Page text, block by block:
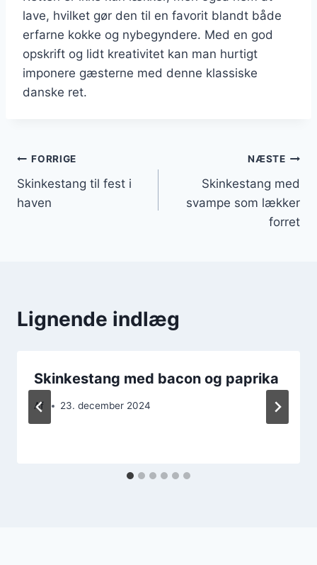
lave, hvilket gør den til en favorit blandt både
erfarne kokke og nybegyndere. Med en god
opskrift og lidt kreativitet kan man hurtigt
imponere gæsterne med denne klassiske
danske ret.
Indlægsnavigation
FORRIGE
Skinkestang til fest i
haven
NÆSTE
Skinkestang med
svampe som lækker
forret
Lignende indlæg
Skinkestang med bacon og paprika
Af 23. december 2024